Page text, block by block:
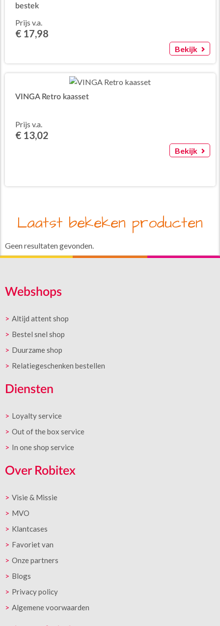
bestek
Prijs v.a.
€ 17,98
Bekijk
VINGA Retro kaasset
Prijs v.a.
€ 13,02
Bekijk
Laatst bekeken producten
Geen resultaten gevonden.
Webshops
Altijd attent shop
Bestel snel shop
Duurzame shop
Relatiegeschenken bestellen
Diensten
Loyalty service
Out of the box service
In one shop service
Over Robitex
Visie & Missie
MVO
Klantcases
Favoriet van
Onze partners
Blogs
Privacy policy
Algemene voorwaarden